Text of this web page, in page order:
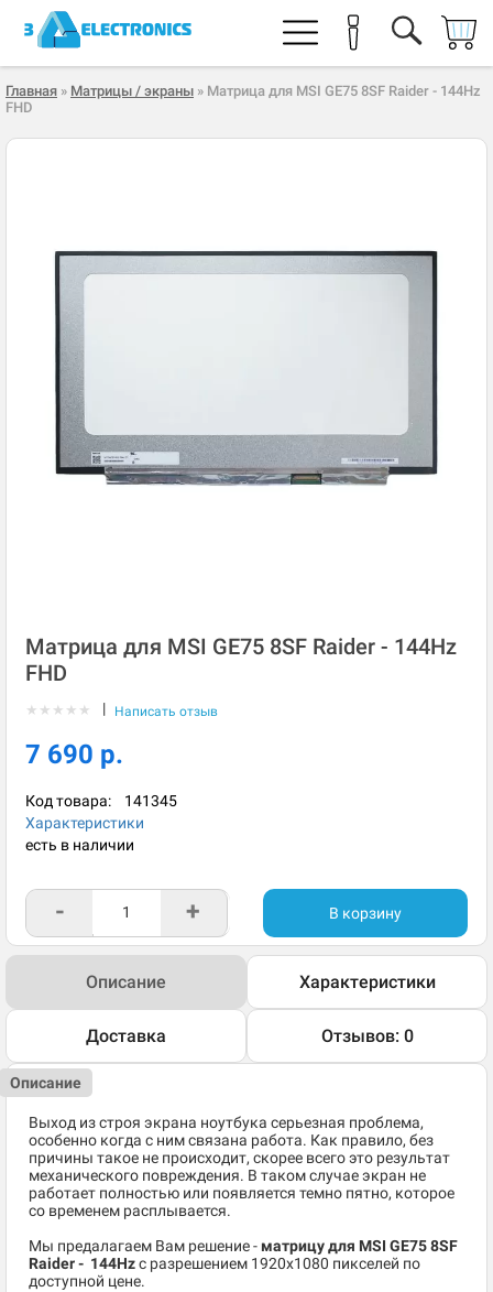
Главная » Матрицы / экраны » Матрица для MSI GE75 8SF Raider - 144Hz
FHD
Матрица для MSI GE75 8SF Raider - 144Hz
FHD
★ ★ ★ ★ ★ | Написать отзыв
7 690 р.
Код товара: 141345
Характеристики
есть в наличии
- + В корзину
Описание Характеристики
Доставка Отзывов: 0
Описание
Выход из строя экрана ноутбука серьезная проблема,
особенно когда с ним связана работа. Как правило, без
причины такое не происходит, скорее всего это результат
механического повреждения. В таком случае экран не
работает полностью или появляется темно пятно, которое
со временем расплывается.
Мы предалагаем Вам решение - матрицу для MSI GE75 8SF
Raider - 144Hzc разрешением 1920x1080 пикселей по
доступной цене.